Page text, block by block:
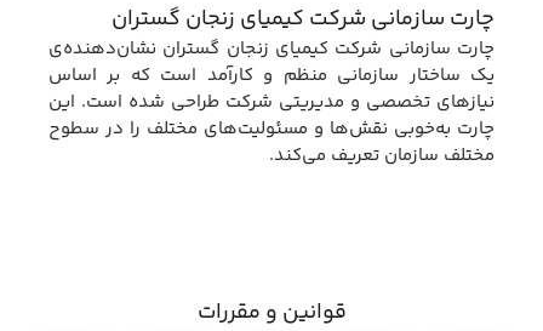
چارت سازمانی شرکت کیمیای زنجان گستران
چارت سازمانی شرکت کیمیای زنجان گستران نشان‌دهنده‌ی
یک ساختار سازمانی منظم و کارآمد است که بر اساس
نیازهای تخصصی و مدیریتی شرکت طراحی شده است. این
چارت به‌خوبی نقش‌ها و مسئولیت‌های مختلف را در سطوح
مختلف سازمان تعریف می‌کند.
قوانین و مقررات